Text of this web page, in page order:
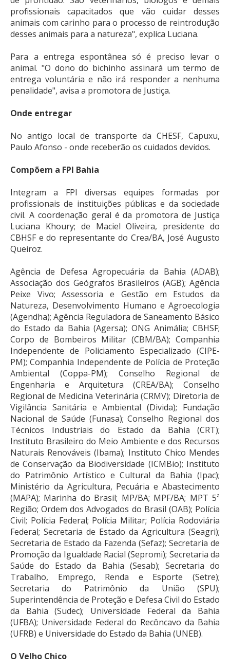
profissionais capacitados que vão cuidar desses
animais com carinho para o processo de reintrodução
desses animais para a natureza", explica Luciana.
Para a entrega espontânea só é preciso levar o
animal. "O dono do bichinho assinará um termo de
entrega voluntária e não irá responder a nenhuma
penalidade", avisa a promotora de Justiça.
Onde entregar
No antigo local de transporte da CHESF, Capuxu,
Paulo Afonso - onde receberão os cuidados devidos.
Compõem a FPI Bahia
Integram a FPI diversas equipes formadas por
profissionais de instituições públicas e da sociedade
civil. A coordenação geral é da promotora de Justiça
Luciana Khoury; de Maciel Oliveira, presidente do
CBHSF e do representante do Crea/BA, José Augusto
Queiroz.
Agência de Defesa Agropecuária da Bahia (ADAB);
Associação dos Geógrafos Brasileiros (AGB); Agência
Peixe Vivo; Assessoria e Gestão em Estudos da
Natureza, Desenvolvimento Humano e Agroecologia
(Agendha); Agência Reguladora de Saneamento Básico
do Estado da Bahia (Agersa); ONG Animália; CBHSF;
Corpo de Bombeiros Militar (CBM/BA); Companhia
Independente de Policiamento Especializado (CIPE-
PM); Companhia Independente de Polícia de Proteção
Ambiental (Coppa-PM); Conselho Regional de
Engenharia e Arquitetura (CREA/BA); Conselho
Regional de Medicina Veterinária (CRMV); Diretoria de
Vigilância Sanitária e Ambiental (Divida); Fundação
Nacional de Saúde (Funasa); Conselho Regional dos
Técnicos Industriais do Estado da Bahia (CRT);
Instituto Brasileiro do Meio Ambiente e dos Recursos
Naturais Renováveis (Ibama); Instituto Chico Mendes
de Conservação da Biodiversidade (ICMBio); Instituto
do Patrimônio Artístico e Cultural da Bahia (Ipac);
Ministério da Agricultura, Pecuária e Abastecimento
(MAPA); Marinha do Brasil; MP/BA; MPF/BA; MPT 5ª
Região; Ordem dos Advogados do Brasil (OAB); Polícia
Civil; Polícia Federal; Polícia Militar; Polícia Rodoviária
Federal; Secretaria de Estado da Agricultura (Seagri);
Secretaria de Estado da Fazenda (Sefaz); Secretaria de
Promoção da Igualdade Racial (Sepromi); Secretaria da
Saúde do Estado da Bahia (Sesab); Secretaria do
Trabalho, Emprego, Renda e Esporte (Setre);
Secretaria do Patrimônio da União (SPU);
Superintendência de Proteção e Defesa Civil do Estado
da Bahia (Sudec); Universidade Federal da Bahia
(UFBA); Universidade Federal do Recôncavo da Bahia
(UFRB) e Universidade do Estado da Bahia (UNEB).
O Velho Chico